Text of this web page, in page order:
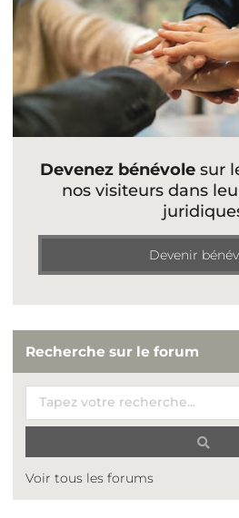
Devenez bénévolesur
nos visiteurs dans
Devenir
Recherche sur le forum
Voir tous les forums